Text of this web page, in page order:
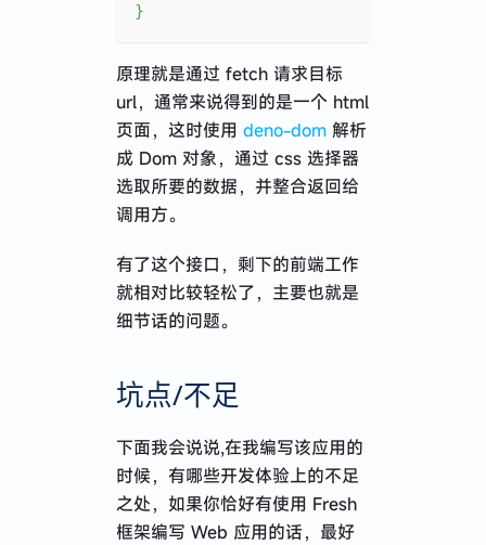
}
原理就是通过 fetch 请求目标
url，通常来说得到的是一个 html
页面，这时使用 deno-dom解析
成 Dom 对象，通过 css 选择器
选取所要的数据，并整合返回给
调用方。
有了这个接口，剩下的前端工作
就相对比较轻松了，主要也就是
细节话的问题。
坑点/不足
下面我会说说,在我编写该应用的
时候，有哪些开发体验上的不足
之处，如果你恰好有使用 Fresh
框架编写 Web 应用的话，最好